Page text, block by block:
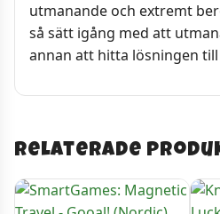
utmanande och extremt
så sätt igång med att
annan att hitta lösningen
Relaterade